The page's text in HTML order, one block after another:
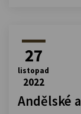
27
listopad
2022
Andělské